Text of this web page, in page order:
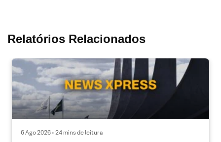
Relatórios Relacionados
6 Ago 2026 • 24 mins de leitura